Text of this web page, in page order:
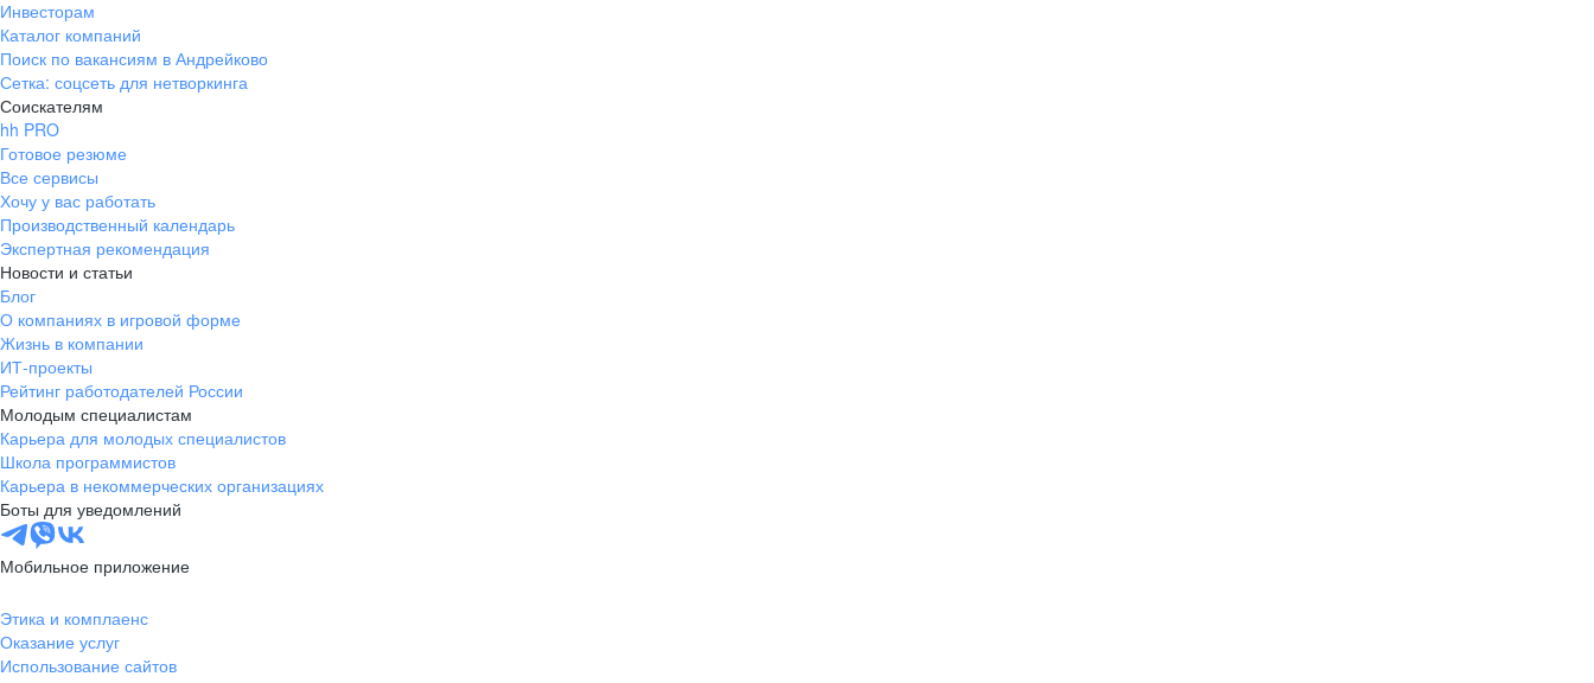
Инвесторам
Каталог компаний
Поиск по вакансиям в Андрейково
Сетка: соцсеть для нетворкинга
Соискателям
hh PRO
Готовое резюме
Все сервисы
Хочу у вас работать
Производственный календарь
Экспертная рекомендация
Новости и статьи
Блог
О компаниях в игровой форме
Жизнь в компании
ИТ-проекты
Рейтинг работодателей России
Молодым специалистам
Карьера для молодых специалистов
Школа программистов
Карьера в некоммерческих организациях
Боты для уведомлений
Мобильное приложение
Этика и комплаенс
Оказание услуг
Использование сайтов